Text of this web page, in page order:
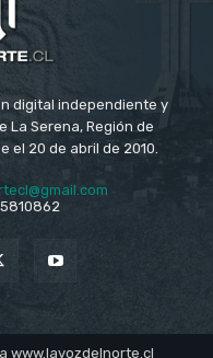
digital independiente y
La Serena, Región de
el 20 de abril de 2010.
www.lavozdelnorte.cl